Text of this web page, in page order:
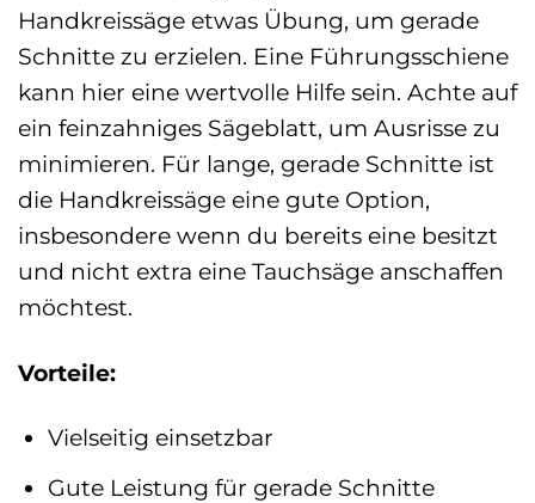
Handkreissäge etwas Übung, um gerade
Schnitte zu erzielen. Eine Führungsschiene
kann hier eine wertvolle Hilfe sein. Achte auf
ein feinzahniges Sägeblatt, um Ausrisse zu
minimieren. Für lange, gerade Schnitte ist
die Handkreissäge eine gute Option,
insbesondere wenn du bereits eine besitzt
und nicht extra eine Tauchsäge anschaffen
möchtest.
Vorteile:
Vielseitig einsetzbar
Gute Leistung für gerade Schnitte